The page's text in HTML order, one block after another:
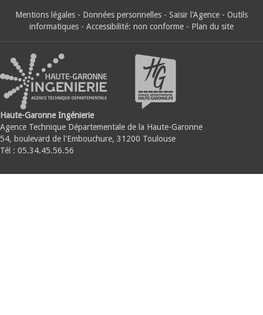
Mentions légales - Données personnelles - Saisir l'Agence - Outils
informatiques - Accessibilité: non conforme - Plan du site
Haute-Garonne Ingénierie
Agence Technique Départementale de la Haute-Garonne
54, boulevard de l'Embouchure, 31200 Toulouse
Tél : 05.34.45.56.56